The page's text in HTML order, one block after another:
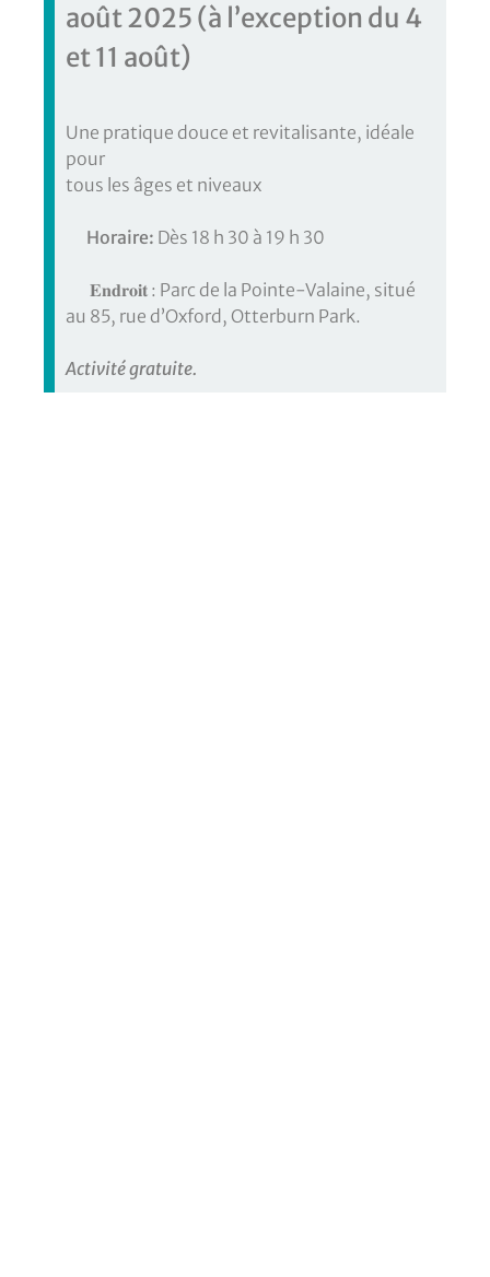
août 2025 (à l’exception du 4
et 11 août)
Une pratique douce et revitalisante, idéale
pour
tous les âges et niveaux
Horaire: Dès 18 h 30 à 19 h 30
𝐄𝐧𝐝𝐫𝐨𝐢𝐭 : Parc de la Pointe-Valaine, situé
au 85, rue d’Oxford, Otterburn Park.
Activité gratuite.